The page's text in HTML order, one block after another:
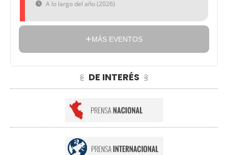
A lo largo del año (2026)
MÁS EVENTOS
DE INTERÉS